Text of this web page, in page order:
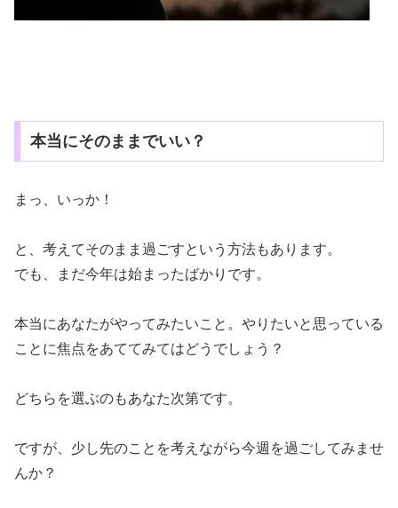
本当にそのままでいい？
まっ、いっか！
と、考えてそのまま過ごすという方法もあります。
でも、まだ今年は始まったばかりです。
本当にあなたがやってみたいこと。やりたいと思っている
ことに焦点をあててみてはどうでしょう？
どちらを選ぶのもあなた次第です。
ですが、少し先のことを考えながら今週を過ごしてみませ
んか？